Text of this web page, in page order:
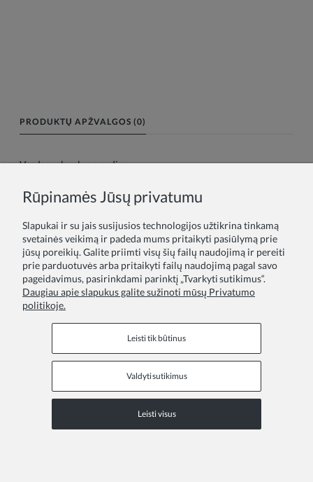
PRODUKTŲ APŽVALGOS (0)
Vardas arba slapyvardis:
Rūpinamės Jūsų privatumu
Slapukai ir su jais susijusios technologijos užtikrina tinkamą
svetainės veikimą ir padeda mums pritaikyti pasiūlymą prie
jūsų poreikių. Galite priimti visų šių failų naudojimą ir pereiti
prie parduotuvės arba pritaikyti failų naudojimą pagal savo
pageidavimus, pasirinkdami parinktį „Tvarkyti sutikimus“.
Daugiau apie slapukus galite sužinoti mūsų Privatumo
politikoje.
Leisti tik būtinus
Valdyti sutikimus
Leisti visus